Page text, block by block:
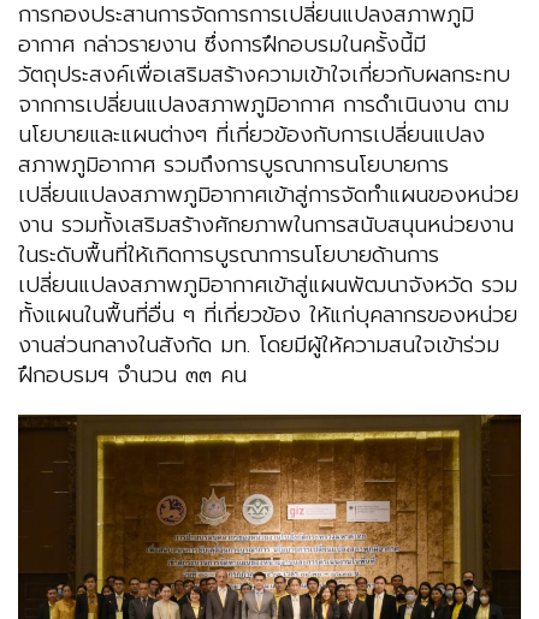
การกองประสานการจัดการการเปลี่ยนแปลงสภาพภูมิ
อากาศ กล่าวรายงาน ซึ่งการฝึกอบรมในครั้งนี้มี
วัตถุประสงค์เพื่อเสริมสร้างความเข้าใจเกี่ยวกับผลกระทบ
จากการเปลี่ยนแปลงสภาพภูมิอากาศ การดำเนินงาน ตาม
นโยบายและแผนต่างๆ ที่เกี่ยวข้องกับการเปลี่ยนแปลง
สภาพภูมิอากาศ รวมถึงการบูรณาการนโยบายการ
เปลี่ยนแปลงสภาพภูมิอากาศเข้าสู่การจัดทำแผนของหน่วย
งาน รวมทั้งเสริมสร้างศักยภาพในการสนับสนุนหน่วยงาน
ในระดับพื้นที่ให้เกิดการบูรณาการนโยบายด้านการ
เปลี่ยนแปลงสภาพภูมิอากาศเข้าสู่แผนพัฒนาจังหวัด รวม
ทั้งแผนในพื้นที่อื่น ๆ ที่เกี่ยวข้อง ให้แก่บุคลากรของหน่วย
งานส่วนกลางในสังกัด มท. โดยมีผู้ให้ความสนใจเข้าร่วม
ฝึกอบรมฯ จำนวน ๓๓ คน